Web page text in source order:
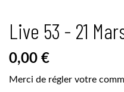
Live 53 - 21
0,00 €
Merci de régler votre